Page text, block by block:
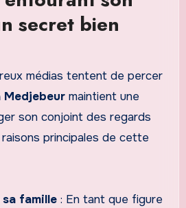
secret bien
médias tentent de percer
Medjebeurmaintient une
son conjoint des regards
principales de cette
famille : En tant que figure